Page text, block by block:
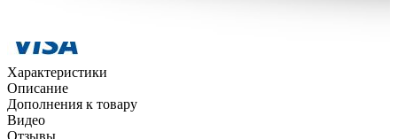
Характеристики
Описание
Дополнения к товару
Видео